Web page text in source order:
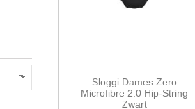
Sloggi Dames Zero
Microfibre 2.0 Hip-String
Zwart